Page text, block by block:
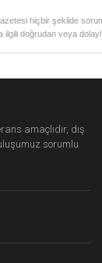
hiçbir şekilde
doğrudan veya
amaçlıdır, dış
sorumlu